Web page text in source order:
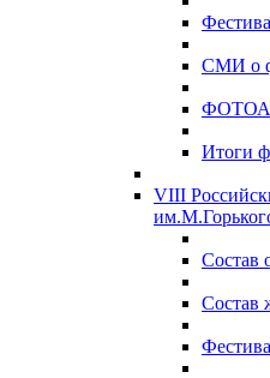
СМИ о
Итоги
VIII
Состав
Состав